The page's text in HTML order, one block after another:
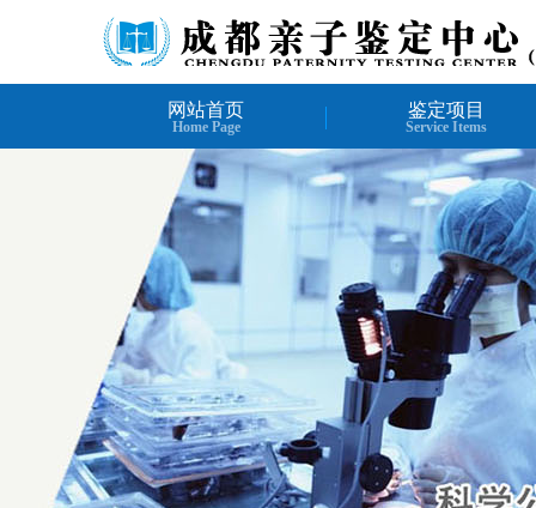
网站首页
Home Page
鉴定项目
Service Items